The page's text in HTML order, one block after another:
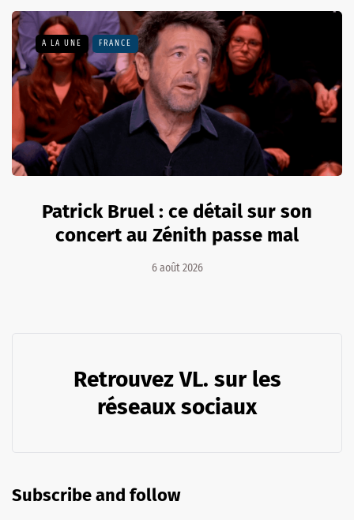
A LA UNE FRANCE
Patrick Bruel : ce détail sur son
concert au Zénith passe mal
6 août 2026
Retrouvez VL. sur les
réseaux sociaux
Subscribe and follow